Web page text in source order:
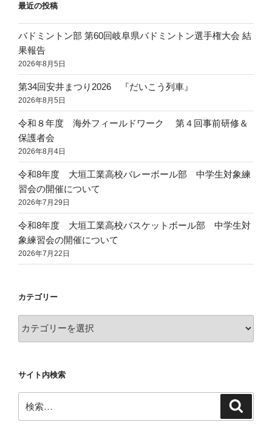
最近の投稿
バドミントン部 第60回岐阜県バドミントン選手権大会 結
果報告
2026年8月5日
第34回安井まつり2026 『だいこう列車』
2026年8月5日
令和８年度 海外フィールドワーク 第４回事前研修＆
保護者会
2026年8月4日
令和8年度 大垣工業高校バレーボール部 中学生対象練
習会の開催について
2026年7月29日
令和8年度 大垣工業高校バスケットボール部 中学生対
象練習会の開催について
2026年7月22日
カテゴリー
テ
ー
サイト内検索
索: